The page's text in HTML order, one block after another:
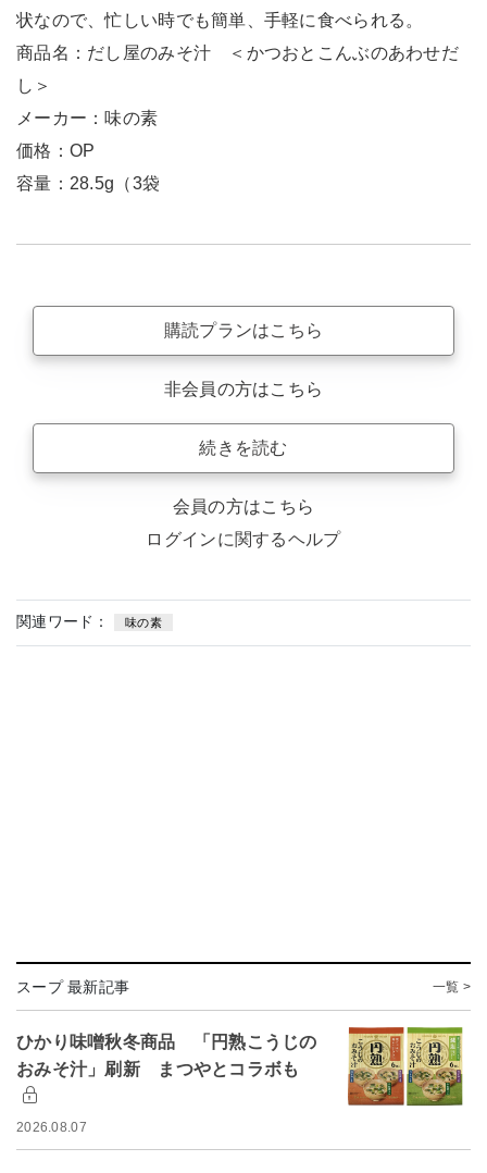
状なので、忙しい時でも簡単、手軽に食べられる。
商品名：だし屋のみそ汁 ＜かつおとこんぶのあわせだ
し＞
メーカー：味の素
価格：OP
容量：28.5g（3袋
購読プランはこちら
非会員の方はこちら
続きを読む
会員の方はこちら
ログインに関するヘルプ
関連ワード： 味の素
スープ 最新記事 一覧 >
ひかり味噌秋冬商品 「円熟こうじの
おみそ汁」刷新 まつやとコラボも
2026.08.07